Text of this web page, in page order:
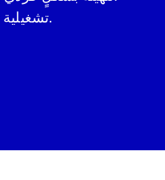
تشغيلية تلبِّي رغبات واحتياجات العميل.